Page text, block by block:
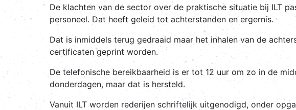
De klachten van de sector over de praktische situatie bij ILT
personeel. Dat heeft geleid tot achterstanden en ergernis.
Dat is inmiddels terug gedraaid maar het inhalen van de
certificaten geprint worden.
De telefonische bereikbaarheid is er tot 12 uur om zo in de
donderdagen, maar dat is hersteld.
Vanuit ILT worden rederijen schriftelijk uitgenodigd, onder